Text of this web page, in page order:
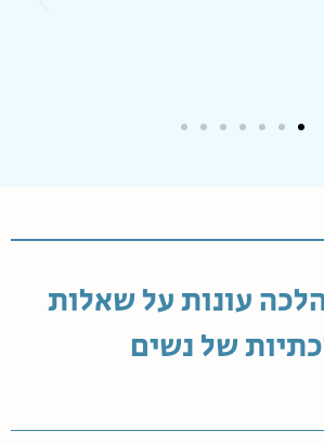
עונות על שאלות
של נשים